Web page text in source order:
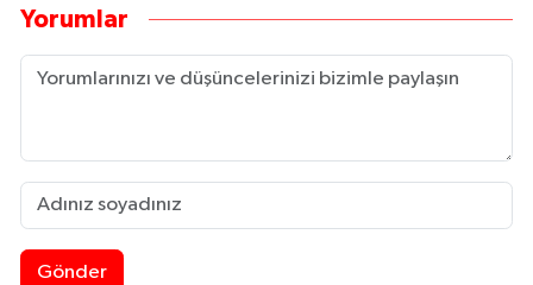
Yorumlar
Gönder